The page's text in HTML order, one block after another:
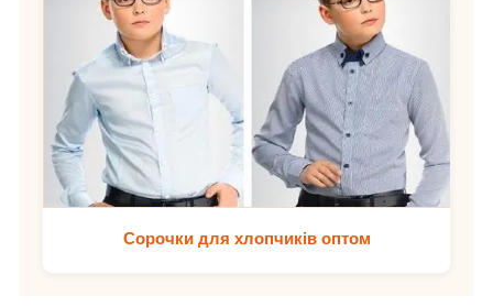
Сорочки для хлопчиків оптом